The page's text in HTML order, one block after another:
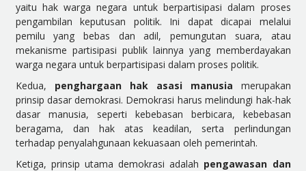
yaitu hak warga negara untuk berpartisipasi dalam proses
pengambilan keputusan politik. Ini dapat dicapai melalui
pemilu yang bebas dan adil, pemungutan suara, atau
mekanisme partisipasi publik lainnya yang memberdayakan
warga negara untuk berpartisipasi dalam proses politik.
Kedua, penghargaan hak asasi manusia merupakan
prinsip dasar demokrasi. Demokrasi harus melindungi hak-hak
dasar manusia, seperti kebebasan berbicara, kebebasan
beragama, dan hak atas keadilan, serta perlindungan
terhadap penyalahgunaan kekuasaan oleh pemerintah.
Ketiga, prinsip utama demokrasi adalah pengawasan dan